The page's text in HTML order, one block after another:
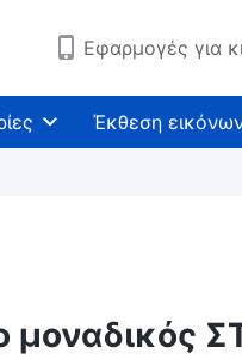
Εφαρμογές για
Έκθεση
μοναδικός